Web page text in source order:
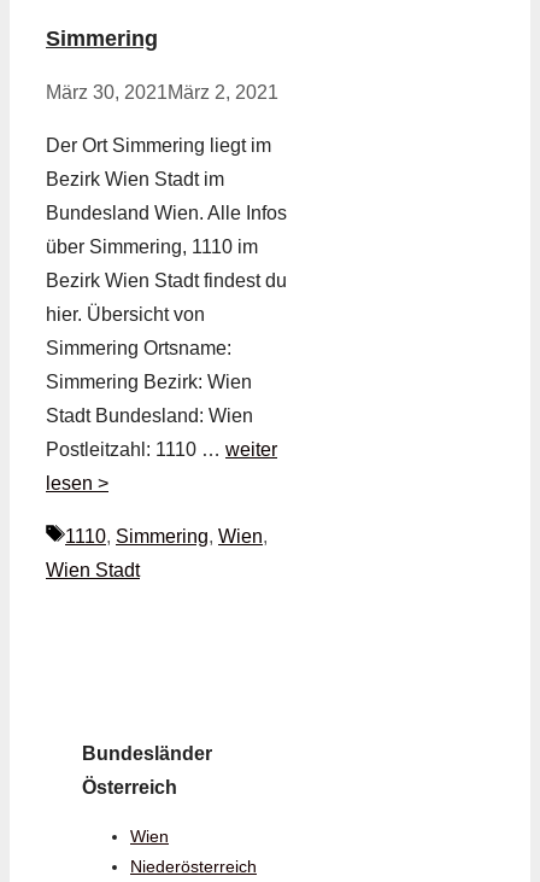
Simmering
März 30, 2021März 2, 2021
Der Ort Simmering liegt im
Bezirk Wien Stadt im
Bundesland Wien. Alle Infos
über Simmering, 1110 im
Bezirk Wien Stadt findest du
hier. Übersicht von
Simmering Ortsname:
Simmering Bezirk: Wien
Stadt Bundesland: Wien
Postleitzahl: 1110 … weiter
lesen >
Schlagwörter
1110, Simmering, Wien,
Wien Stadt
Bundesländer
Österreich
Wien
Niederösterreich